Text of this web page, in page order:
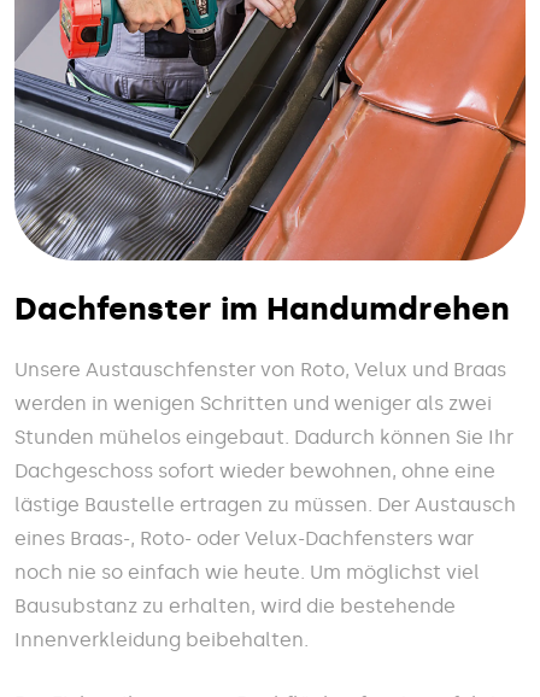
Dachfenster im Handumdrehen
Unsere Austauschfenster von Roto, Velux und Braas
werden in wenigen Schritten und weniger als zwei
Stunden mühelos eingebaut. Dadurch können Sie Ihr
Dachgeschoss sofort wieder bewohnen, ohne eine
lästige Baustelle ertragen zu müssen. Der Austausch
eines Braas-, Roto- oder Velux-Dachfensters war
noch nie so einfach wie heute. Um möglichst viel
Bausubstanz zu erhalten, wird die bestehende
Innenverkleidung beibehalten.